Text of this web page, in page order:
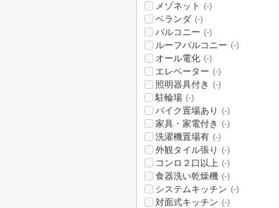
メゾネット (-)
ベランダ (-)
バルコニー (-)
ルーフバルコニー (-)
オール電化 (-)
エレベーター (-)
照明器具付き (-)
駐輪場 (-)
バイク置場あり (-)
家具・家電付き (-)
洗濯機置場有 (-)
外観タイル張り (-)
コンロ２口以上 (-)
食器洗い乾燥機 (-)
システムキッチン (-)
対面式キッチン (-)